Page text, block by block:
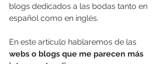
blogs dedicados a las bodas tanto en
español como en inglés.
En este artículo hablaremos de las
webs o blogs que me parecen más